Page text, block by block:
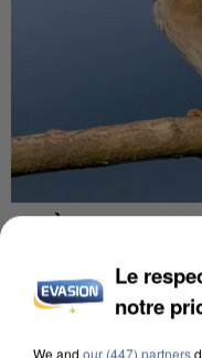
APRÈS TOUTES
DE FAUNE
Le
notre
We and our (447) partners